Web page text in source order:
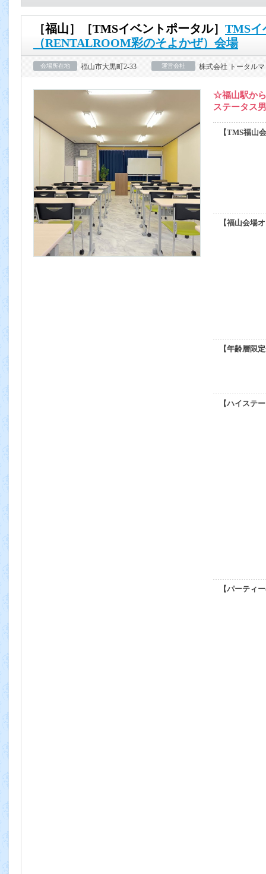
［福山］［TMSイベントポータル］ TMS
（RENTALROOM彩のそよかぜ）会場
会場所在地 福山市大黒町2-33 運営会社 株式会社 トータル
☆福山駅から
ステータス
【TMS福山
【福山会場
【年齢層限
【ハイステ
【パーティ